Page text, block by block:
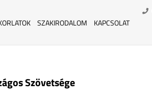
to
SZAKIRODALOM KAPCSOLAT
Szövetsége